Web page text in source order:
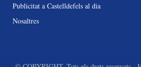
Publicitat a Castelldefels al dia
Nosaltres